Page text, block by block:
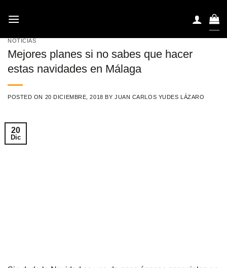
NOTICIAS
Mejores planes si no sabes que hacer
estas navidades en Málaga
POSTED ON 20 DICIEMBRE, 2018 BY JUAN CARLOS YUDES LÁZARO
20
Dic